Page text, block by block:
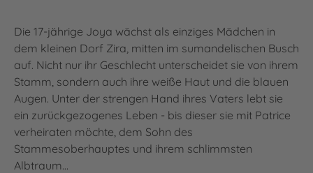
Die 17-jährige Joya wächst als einziges Mädchen in
dem kleinen Dorf Zira, mitten im sumandelischen Busch
auf. Nicht nur ihr Geschlecht unterscheidet sie von ihrem
Stamm, sondern auch ihre weiße Haut und die blauen
Augen. Unter der strengen Hand ihres Vaters lebt sie
ein zurückgezogenes Leben - bis dieser sie mit Patrice
verheiraten möchte, dem Sohn des
Stammesoberhauptes und ihrem schlimmsten
Albtraum…